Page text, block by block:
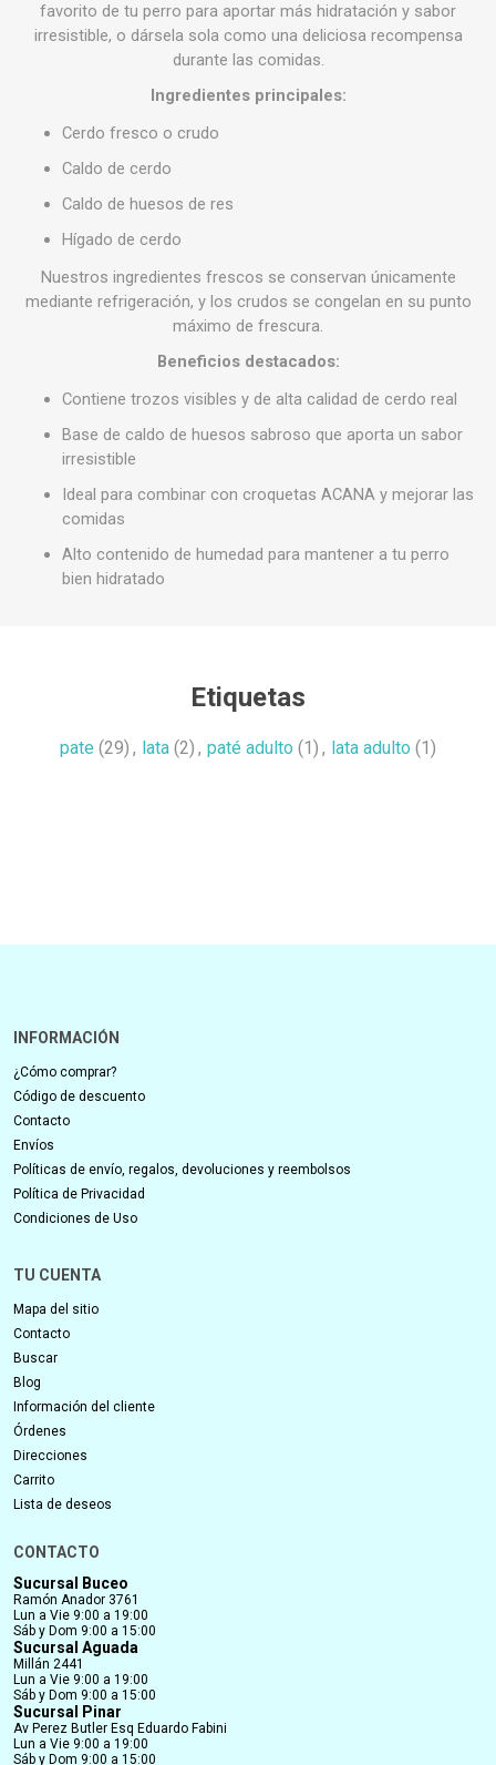
favorito de tu perro para aportar más hidratación y sabor
irresistible, o dársela sola como una deliciosa recompensa
durante las comidas.
Ingredientes principales:
Cerdo fresco o crudo
Caldo de cerdo
Caldo de huesos de res
Hígado de cerdo
Nuestros ingredientes frescos se conservan únicamente
mediante refrigeración, y los crudos se congelan en su punto
máximo de frescura.
Beneficios destacados:
Contiene trozos visibles y de alta calidad de cerdo real
Base de caldo de huesos sabroso que aporta un sabor
irresistible
Ideal para combinar con croquetas ACANA y mejorar las
comidas
Alto contenido de humedad para mantener a tu perro
bien hidratado
Etiquetas
pate (29) , lata (2) , paté adulto (1) , lata adulto (1)
INFORMACIÓN
¿Cómo comprar?
Código de descuento
Contacto
Envíos
Políticas de envío, regalos, devoluciones y reembolsos
Política de Privacidad
Condiciones de Uso
TU CUENTA
Mapa del sitio
Contacto
Buscar
Blog
Información del cliente
Órdenes
Direcciones
Carrito
Lista de deseos
CONTACTO
Sucursal Buceo
Ramón Anador 3761
Lun a Vie 9:00 a 19:00
Sáb y Dom 9:00 a 15:00
Sucursal Aguada
Millán 2441
Lun a Vie 9:00 a 19:00
Sáb y Dom 9:00 a 15:00
Sucursal Pinar
Av Perez Butler Esq Eduardo Fabini
Lun a Vie 9:00 a 19:00
Sáb y Dom 9:00 a 15:00